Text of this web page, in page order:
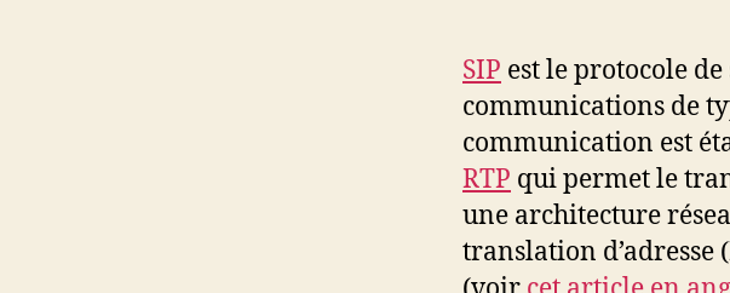
SIP est le protocole
communications de
communication est
RTP qui permet le
une architecture
translation d’adresse